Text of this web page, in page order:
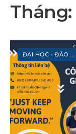
Tháng:
ĐẠI HỌC •ĐÀO TẠO